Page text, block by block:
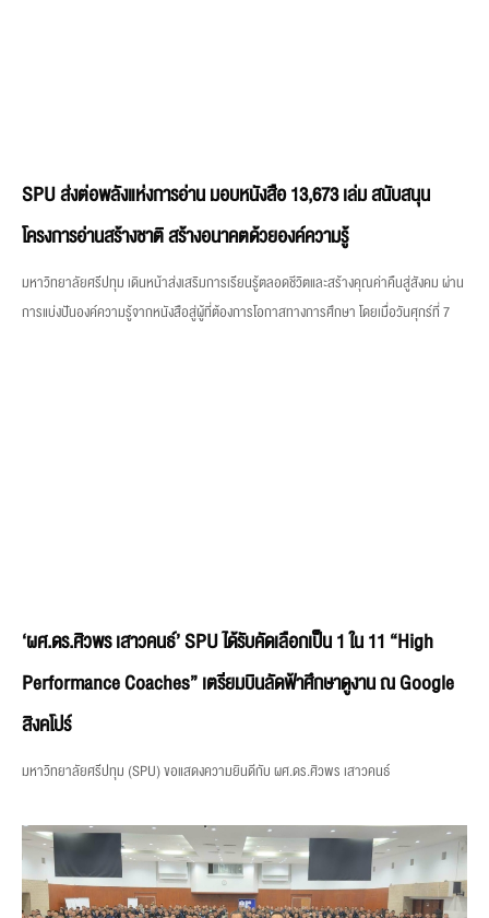
SPU ส่งต่อพลังแห่งการอ่าน มอบหนังสือ 13,673 เล่ม สนับสนุน
โครงการอ่านสร้างชาติ สร้างอนาคตด้วยองค์ความรู้
มหาวิทยาลัยศรีปทุม เดินหน้าส่งเสริมการเรียนรู้ตลอดชีวิตและสร้างคุณค่าคืนสู่สังคม ผ่าน
การแบ่งปันองค์ความรู้จากหนังสือสู่ผู้ที่ต้องการโอกาสทางการศึกษา โดยเมื่อวันศุกร์ที่ 7
‘ผศ.ดร.ศิวพร เสาวคนธ์’ SPU ได้รับคัดเลือกเป็น 1 ใน 11 “High
Performance Coaches” เตรียมบินลัดฟ้าศึกษาดูงาน ณ Google
สิงคโปร์
มหาวิทยาลัยศรีปทุม (SPU) ขอแสดงความยินดีกับ ผศ.ดร.ศิวพร เสาวคนธ์